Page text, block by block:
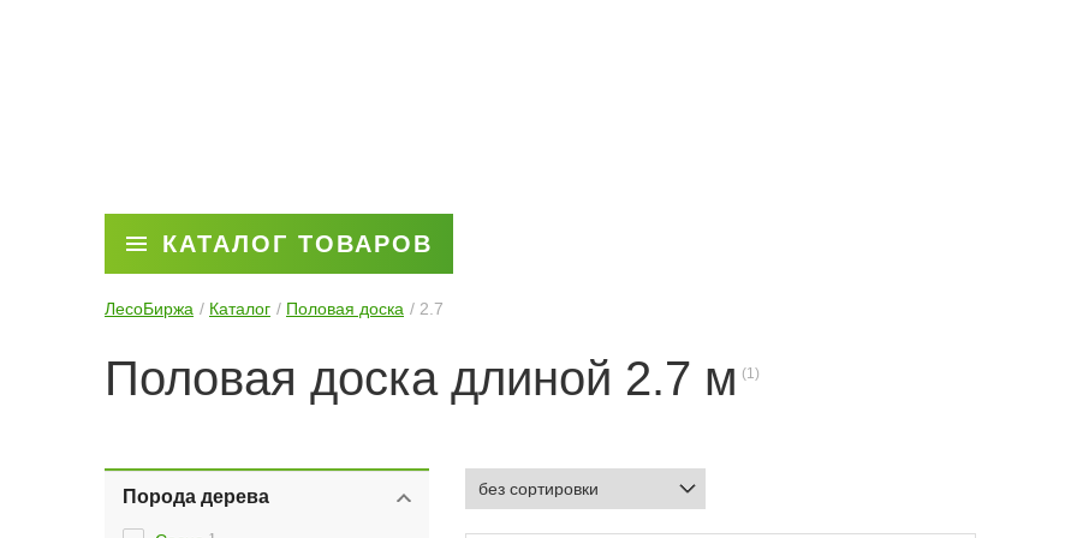
КАТАЛОГ ТОВАРОВ
ЛесоБиржа Каталог Половая доска 2.7
Половая доска длиной 2.7 м
Порода дерева